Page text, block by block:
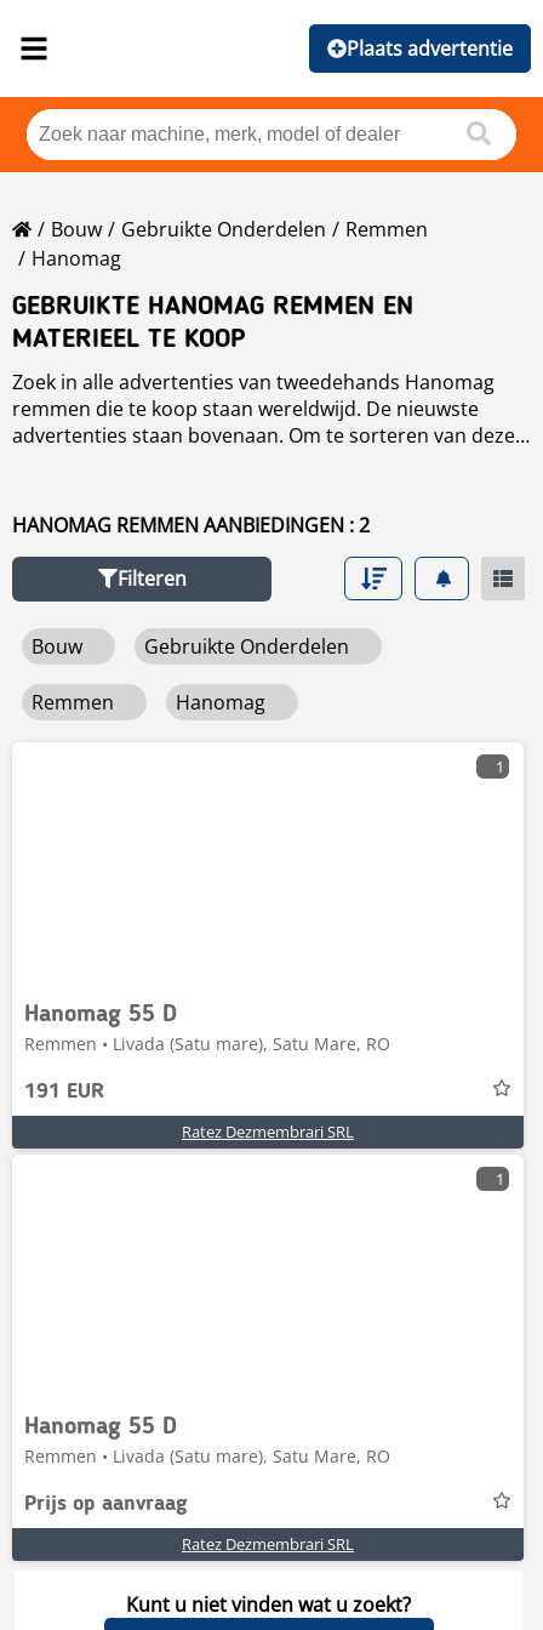
Plaats advertentie
Bouw Gebruikte Onderdelen
Remmen
Hanomag
GEBRUIKTE HANOMAG REMMEN EN
MATERIEEL TE KOOP
Zoek in alle advertenties van tweedehands Hanomag
remmen die te koop staan wereldwijd. De nieuwste
advertenties staan bovenaan. Om te sorteren van deze
HANOMAG REMMEN AANBIEDINGEN : 2
Filteren
Bouw Gebruikte Onderdelen
Remmen Hanomag
1
Hanomag 55 D
Remmen • Livada (Satu mare), Satu Mare, RO
191 EUR
Ratez Dezmembrari SRL
1
Hanomag 55 D
Remmen • Livada (Satu mare), Satu Mare, RO
Prijs op aanvraag
Ratez Dezmembrari SRL
Kunt u niet vinden wat u zoekt?